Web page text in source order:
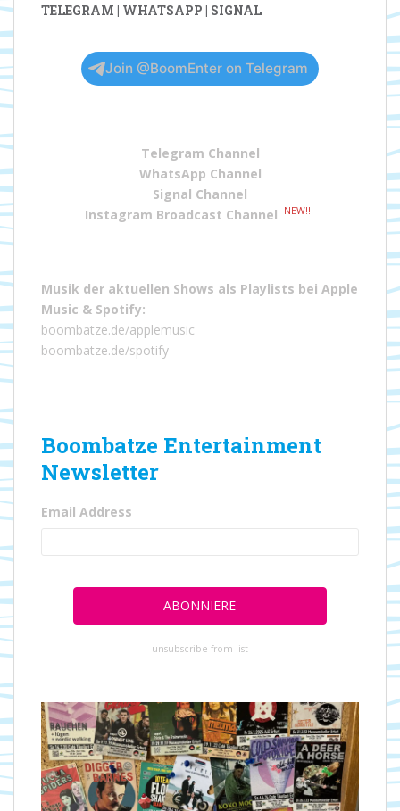
TELEGRAM | WHATSAPP | SIGNAL
Join @BoomEnter on Telegram
Telegram Channel
WhatsApp Channel
Signal Channel
Instagram Broadcast Channel
NEW!!!
Musik der aktuellen Shows als Playlists bei Apple
Music & Spotify:
boombatze.de/applemusic
boombatze.de/spotify
Boombatze Entertainment
Newsletter
Email Address
unsubscribe from list